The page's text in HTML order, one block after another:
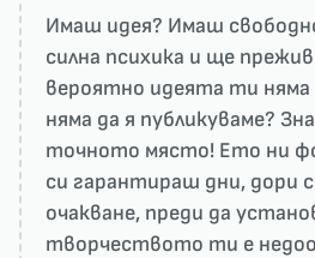
Имаш идея? Имаш
силна психика и ще
вероятно идеята ти няма
няма да я публикуваме?
точното място! Ето ни
си гарантираш дни, дори
очакване, преди да
творчеството ти е